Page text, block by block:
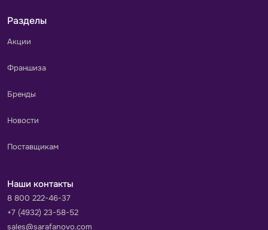
Разделы
Акции
Франшиза
Бренды
Новости
Поставщикам
Наши контакты
8 800 222-46-37
+7 (4932) 23-58-52
sales@sarafanovo.com